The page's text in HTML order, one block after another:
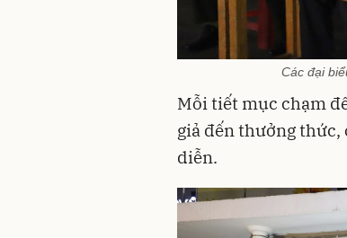
Các đại
Mỗi tiết mục chạm
giả đến thưởng thức,
diễn.